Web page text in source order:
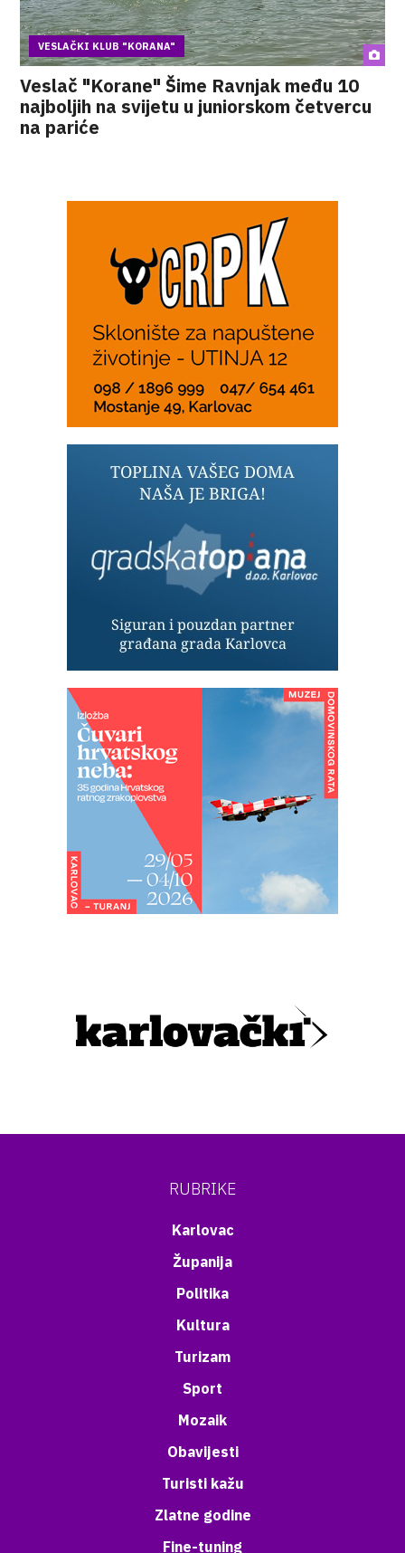
VESLAČKI KLUB "KORANA"
Veslač "Korane" Šime Ravnjak među 10
najboljih na svijetu u juniorskom četvercu
na pariće
RUBRIKE
Karlovac
Županija
Politika
Kultura
Turizam
Sport
Mozaik
Obavijesti
Turisti kažu
Zlatne godine
Fine-tuning